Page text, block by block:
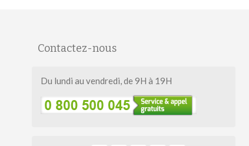
Contactez-nous
Du lundi au vendredi, de 9H à 19H